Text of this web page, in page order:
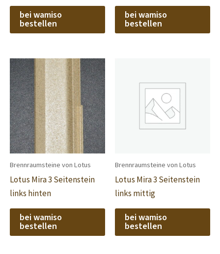
bei wamiso
bestellen
bei wamiso
bestellen
Brennraumsteine von Lotus
Lotus Mira 3 Seitenstein
links hinten
bei wamiso
bestellen
Brennraumsteine von Lotus
Lotus Mira 3 Seitenstein
links mittig
bei wamiso
bestellen